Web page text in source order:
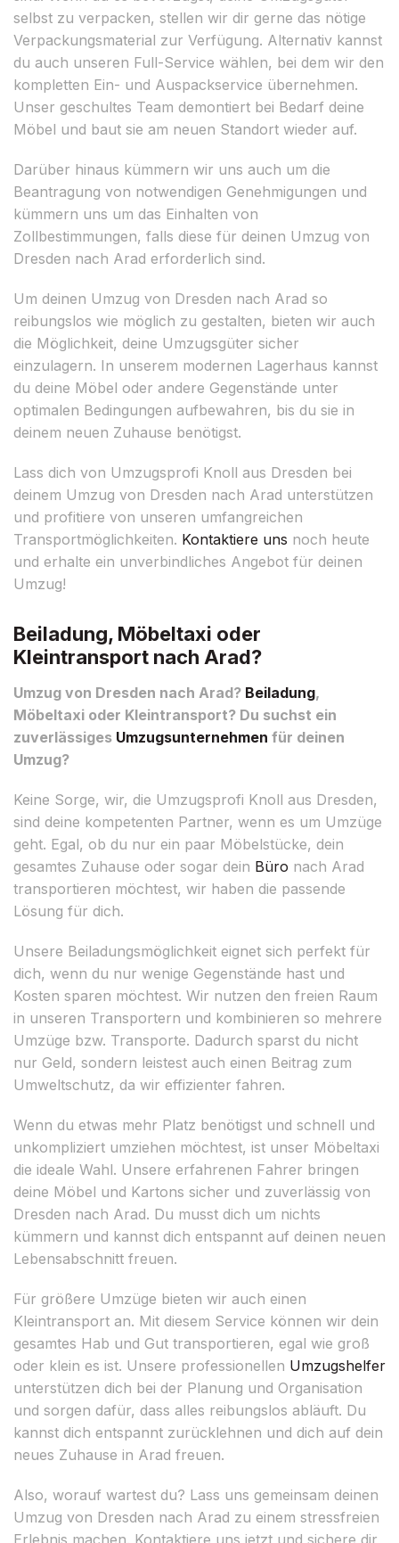
selbst zu verpacken, stellen wir dir gerne das nötige
Verpackungsmaterial zur Verfügung. Alternativ kannst
du auch unseren Full-Service wählen, bei dem wir den
kompletten Ein- und Auspackservice übernehmen.
Unser geschultes Team demontiert bei Bedarf deine
Möbel und baut sie am neuen Standort wieder auf.
Darüber hinaus kümmern wir uns auch um die
Beantragung von notwendigen Genehmigungen und
kümmern uns um das Einhalten von
Zollbestimmungen, falls diese für deinen Umzug von
Dresden nach Arad erforderlich sind.
Um deinen Umzug von Dresden nach Arad so
reibungslos wie möglich zu gestalten, bieten wir auch
die Möglichkeit, deine Umzugsgüter sicher
einzulagern. In unserem modernen Lagerhaus kannst
du deine Möbel oder andere Gegenstände unter
optimalen Bedingungen aufbewahren, bis du sie in
deinem neuen Zuhause benötigst.
Lass dich von Umzugsprofi Knoll aus Dresden bei
deinem Umzug von Dresden nach Arad unterstützen
und profitiere von unseren umfangreichen
Transportmöglichkeiten. Kontaktiere uns noch heute
und erhalte ein unverbindliches Angebot für deinen
Umzug!
Beiladung, Möbeltaxi oder
Kleintransport nach Arad?
Umzug von Dresden nach Arad? Beiladung,
Möbeltaxi oder Kleintransport? Du suchst ein
zuverlässiges Umzugsunternehmen für deinen
Umzug?
Keine Sorge, wir, die Umzugsprofi Knoll aus Dresden,
sind deine kompetenten Partner, wenn es um Umzüge
geht. Egal, ob du nur ein paar Möbelstücke, dein
gesamtes Zuhause oder sogar dein Büro nach Arad
transportieren möchtest, wir haben die passende
Lösung für dich.
Unsere Beiladungsmöglichkeit eignet sich perfekt für
dich, wenn du nur wenige Gegenstände hast und
Kosten sparen möchtest. Wir nutzen den freien Raum
in unseren Transportern und kombinieren so mehrere
Umzüge bzw. Transporte. Dadurch sparst du nicht
nur Geld, sondern leistest auch einen Beitrag zum
Umweltschutz, da wir effizienter fahren.
Wenn du etwas mehr Platz benötigst und schnell und
unkompliziert umziehen möchtest, ist unser Möbeltaxi
die ideale Wahl. Unsere erfahrenen Fahrer bringen
deine Möbel und Kartons sicher und zuverlässig von
Dresden nach Arad. Du musst dich um nichts
kümmern und kannst dich entspannt auf deinen neuen
Lebensabschnitt freuen.
Für größere Umzüge bieten wir auch einen
Kleintransport an. Mit diesem Service können wir dein
gesamtes Hab und Gut transportieren, egal wie groß
oder klein es ist. Unsere professionellen Umzugshelfer
unterstützen dich bei der Planung und Organisation
und sorgen dafür, dass alles reibungslos abläuft. Du
kannst dich entspannt zurücklehnen und dich auf dein
neues Zuhause in Arad freuen.
Also, worauf wartest du? Lass uns gemeinsam deinen
Umzug von Dresden nach Arad zu einem stressfreien
Erlebnis machen. Kontaktiere uns jetzt und sichere dir